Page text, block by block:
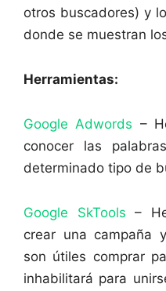
otros buscadores) y
donde se muestran
Herramientas:
Google Adwords –
conocer las
determinado tipo de
Google SkTools –
crear una campaña
son útiles comprar
inhabilitará para